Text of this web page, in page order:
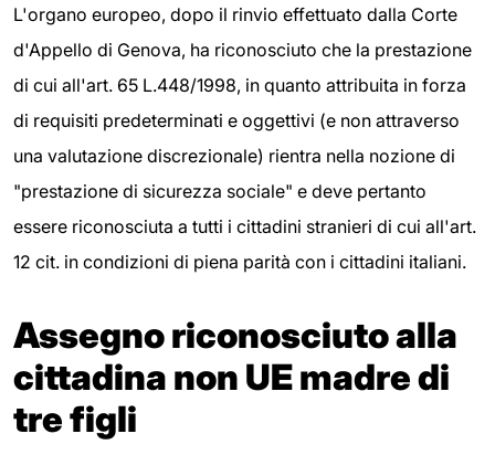
L'organo europeo, dopo il rinvio effettuato dalla Corte
d'Appello di Genova, ha riconosciuto che la prestazione
di cui all'art. 65 L.448/1998, in quanto attribuita in forza
di requisiti predeterminati e oggettivi (e non attraverso
una valutazione discrezionale) rientra nella nozione di
"prestazione di sicurezza sociale" e deve pertanto
essere riconosciuta a tutti i cittadini stranieri di cui all'art.
12 cit. in condizioni di piena parità con i cittadini italiani.
Assegno riconosciuto alla
cittadina non UE madre di
tre figli